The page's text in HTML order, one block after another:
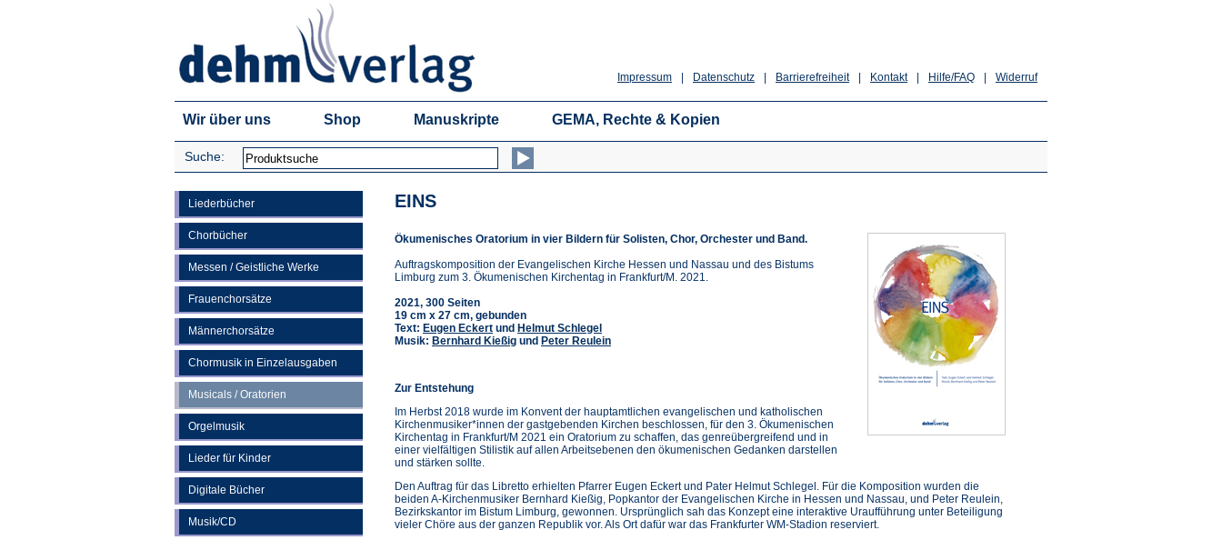
Widerruf
Hilfe/FAQ
Kontakt
Barrierefreiheit
Datenschutz
Impressum
Wir über uns Shop Manuskripte GEMA, Rechte & Kopien
Suche:
Liederbücher
Chorbücher
Messen / Geistliche Werke
Frauenchorsätze
Männerchorsätze
Chormusik in Einzelausgaben
Musicals / Oratorien
Orgelmusik
Lieder für Kinder
Digitale Bücher
Musik/CD
EINS
Ökumenisches Oratorium in vier Bildern für Solisten, Chor, Orchester und Band.
Auftragskomposition der Evangelischen Kirche Hessen und Nassau und des Bistums
Limburg zum 3. Ökumenischen Kirchentag in Frankfurt/M. 2021.
2021, 300 Seiten
19 cm x 27 cm, gebunden
Text: Eugen Eckert und Helmut Schlegel
Musik: Bernhard Kießig und Peter Reulein
Zur Entstehung
Im Herbst 2018 wurde im Konvent der hauptamtlichen evangelischen und katholischen
Kirchenmusiker*innen der gastgebenden Kirchen beschlossen, für den 3. Ökumenischen
Kirchentag in Frankfurt/M 2021 ein Oratorium zu schaffen, das genreübergreifend und in
einer vielfältigen Stilistik auf allen Arbeitsebenen den ökumenischen Gedanken darstellen
und stärken sollte.
Den Auftrag für das Libretto erhielten Pfarrer Eugen Eckert und Pater Helmut Schlegel. Für die Komposition wurden die
beiden A-Kirchenmusiker Bernhard Kießig, Popkantor der Evangelischen Kirche in Hessen und Nassau, und Peter Reulein,
Bezirkskantor im Bistum Limburg, gewonnen. Ursprünglich sah das Konzept eine interaktive Uraufführung unter Beteiligung
vieler Chöre aus der ganzen Republik vor. Als Ort dafür war das Frankfurter WM-Stadion reserviert.